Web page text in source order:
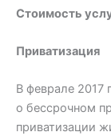
Стоимость
Приватизация
В феврале 2017
о бессрочном
приватизации